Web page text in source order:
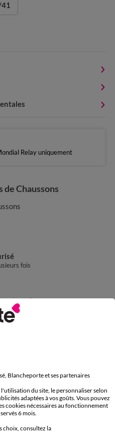
Relay uniquement
de Chaussons
fois
automatiques
au samedi
à la newsletter
Blancheporte et ses partenaires
du site, le personnaliser selon
adaptées à vos goûts. Vous pouvez
cookies nécessaires au fonctionnement
6 mois.
choix, consultez la